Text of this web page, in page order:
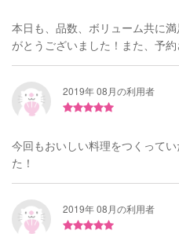
本日も、品数、ボリューム共に
がとうございました！また、予
2019年 08月の利用者
今回もおいしい料理をつくって
た！
2019年 08月の利用者